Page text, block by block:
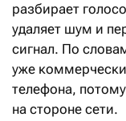
разбирает
удаляет шум и
сигнал. По
уже
телефона,
на стороне сети.